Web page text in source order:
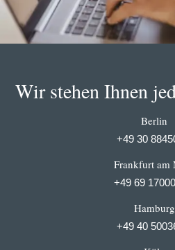
Wir stehen Ihnen
Berlin
+49 30
Frankfurt am
+49 69
Hamburg
+49 40